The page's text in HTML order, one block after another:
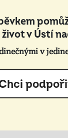
v Ústí
v